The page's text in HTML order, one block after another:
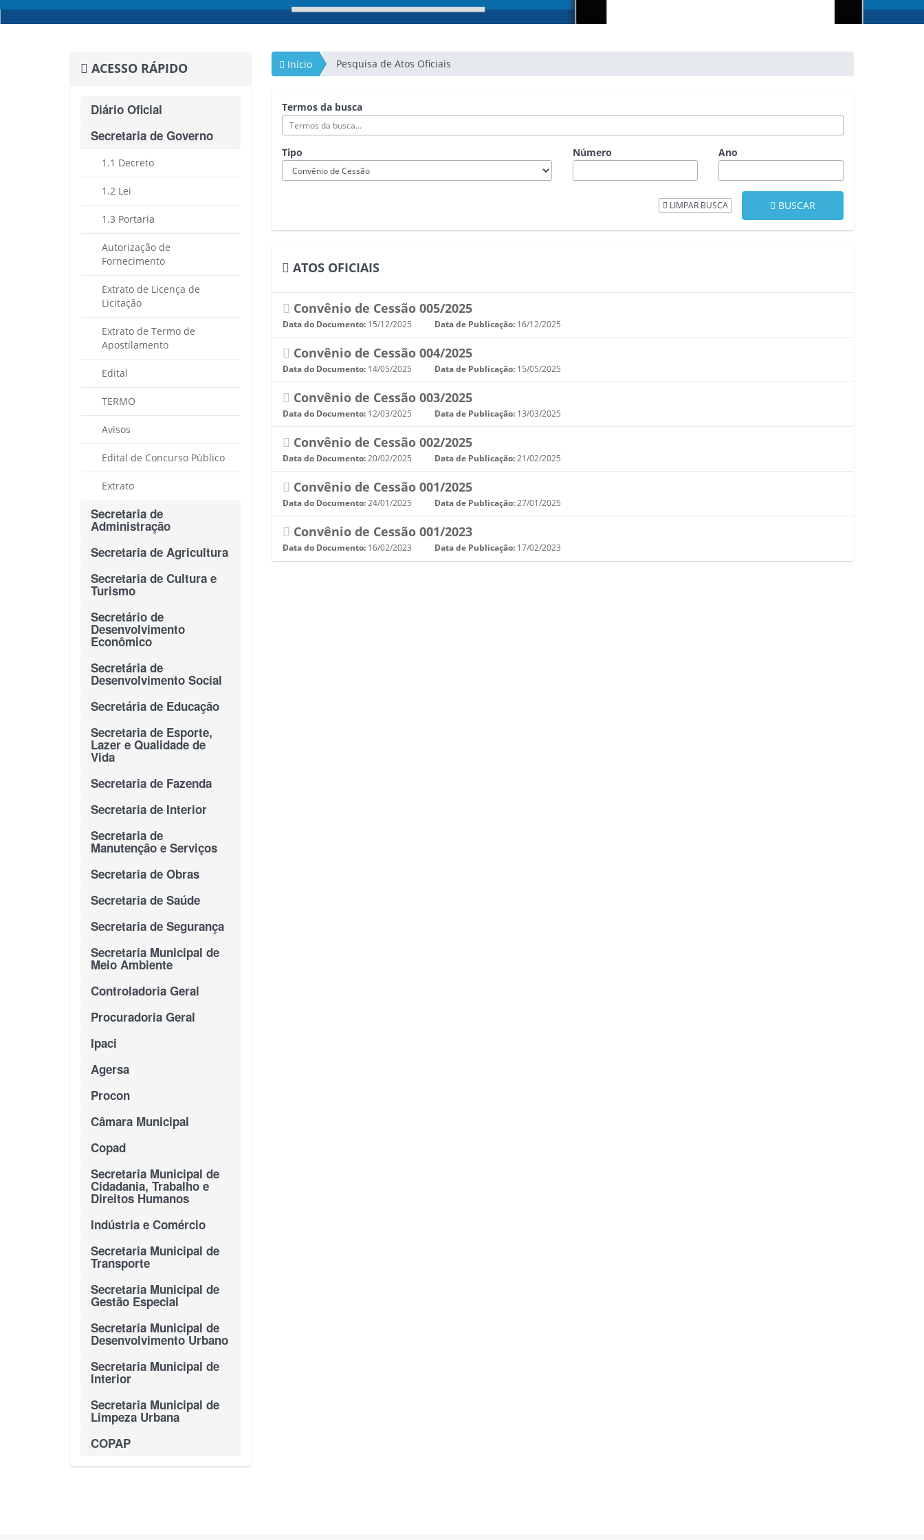
ACESSO RÁPIDO
Diário Oficial
Secretaria de Governo
1.1 Decreto
1.2 Lei
1.3 Portaria
Autorização de
Fornecimento
Extrato de Licença de
Licitação
Extrato de Termo de
Apostilamento
Edital
TERMO
Avisos
Edital de Concurso Público
Extrato
Secretaria de
Administração
Secretaria de Agricultura
Secretaria de Cultura e
Turismo
Secretário de
Desenvolvimento
Econômico
Secretária de
Desenvolvimento Social
Secretária de Educação
Secretaria de Esporte,
Lazer e Qualidade de
Vida
Secretaria de Fazenda
Secretaria de Interior
Secretaria de
Manutenção e Serviços
Secretaria de Obras
Secretaria de Saúde
Secretaria de Segurança
Secretaria Municipal de
Meio Ambiente
Controladoria Geral
Procuradoria Geral
Ipaci
Agersa
Procon
Câmara Municipal
Copad
Secretaria Municipal de
Cidadania, Trabalho e
Direitos Humanos
Indústria e Comércio
Secretaria Municipal de
Transporte
Secretaria Municipal de
Gestão Especial
Secretaria Municipal de
Desenvolvimento Urbano
Secretaria Municipal de
Interior
Secretaria Municipal de
Limpeza Urbana
COPAP
Início Pesquisa de Atos Oficiais
Termos da busca
Tipo Número Ano
LIMPAR BUSCA BUSCAR
ATOS OFICIAIS
Convênio de Cessão 005/2025
Data do Documento: 15/12/2025 Data de Publicação: 16/12/2025
Convênio de Cessão 004/2025
Data do Documento: 14/05/2025 Data de Publicação: 15/05/2025
Convênio de Cessão 003/2025
Data do Documento: 12/03/2025 Data de Publicação: 13/03/2025
Convênio de Cessão 002/2025
Data do Documento:20/02/2025 Data de Publicação:21/02/2025
Convênio de Cessão 001/2025
Data do Documento:24/01/2025 Data de Publicação:27/01/2025
Convênio de Cessão 001/2023
Data do Documento: 16/02/2023 Data de Publicação: 17/02/2023